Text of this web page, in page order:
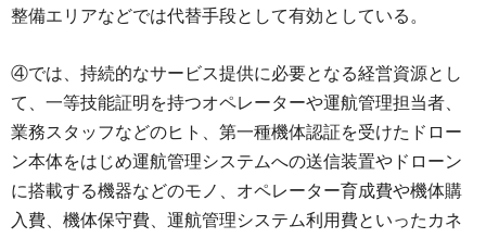
整備エリアなどでは代替手段として有効としている。
④では、持続的なサービス提供に必要となる経営資源とし
て、一等技能証明を持つオペレーターや運航管理担当者、
業務スタッフなどのヒト、第一種機体認証を受けたドロー
ン本体をはじめ運航管理システムへの送信装置やドローン
に搭載する機器などのモノ、オペレーター育成費や機体購
入費、機体保守費、運航管理システム利用費といったカネ